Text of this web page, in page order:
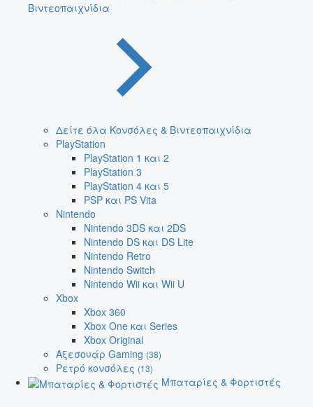
Βιντεοπαιχνίδια
Δείτε όλα Κονσόλες & Βιντεοπαιχνίδια
PlayStation
PlayStation 1 και 2
PlayStation 3
PlayStation 4 και 5
PSP και PS Vita
Nintendo
Nintendo 3DS και 2DS
Nintendo DS και DS Lite
Nintendo Retro
Nintendo Switch
Nintendo Wii και Wii U
Xbox
Xbox 360
Xbox One και Series
Xbox Original
Αξεσουάρ Gaming (38)
Ρετρό κονσόλες (13)
Μπαταρίες & Φορτιστές